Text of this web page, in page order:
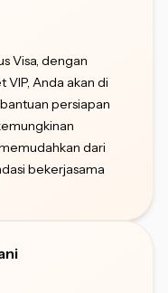
Visa, dengan
Anda akan di
persiapan
dari
bekerjasama